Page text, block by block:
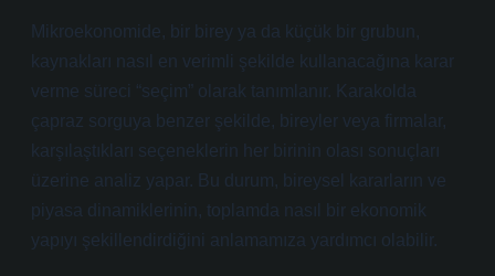
Mikroekonomide, bir birey ya da küçük bir grubun,
kaynakları nasıl en verimli şekilde kullanacağına karar
verme süreci “seçim” olarak tanımlanır. Karakolda
çapraz sorguya benzer şekilde, bireyler veya firmalar,
karşılaştıkları seçeneklerin her birinin olası sonuçları
üzerine analiz yapar. Bu durum, bireysel kararların ve
piyasa dinamiklerinin, toplamda nasıl bir ekonomik
yapıyı şekillendirdiğini anlamamıza yardımcı olabilir.